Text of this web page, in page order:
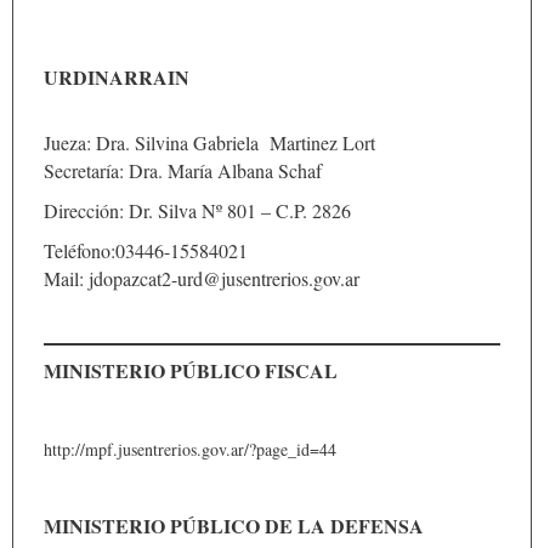
URDINARRAIN
Jueza: Dra. Silvina Gabriela Martinez Lort
Secretaría: Dra. María Albana Schaf
Dirección: Dr. Silva Nº 801 – C.P. 2826
Teléfono:03446-15584021
Mail: jdopazcat2-urd@jusentrerios.gov.ar
MINISTERIO PÚBLICO FISCAL
http://mpf.jusentrerios.gov.ar/?page_id=44
MINISTERIO PÚBLICO DE LA DEFENSA